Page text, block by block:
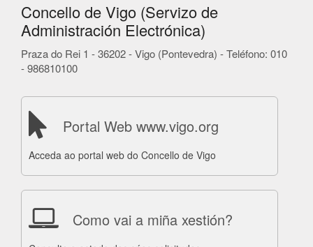
Concello de Vigo (Servizo de
Administración Electrónica)
Praza do Rei 1 - 36202 - Vigo (Pontevedra) - Teléfono: 010
- 986810100
Portal Web www.vigo.org
Acceda ao portal web do Concello de Vigo
Como vai a miña xestión?